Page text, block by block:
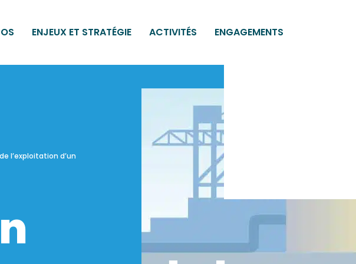
ENJEUX ET STRATÉGIE ACTIVITÉS ENGAGEMENTS
l’exploitation d’un